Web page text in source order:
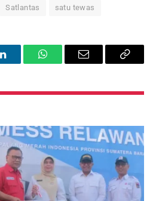
Satlantas satu tewas
LinkedInWhatsAppEmail
Copy